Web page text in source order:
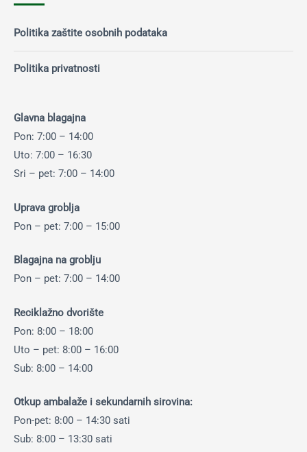
Politika zaštite osobnih podataka
Politika privatnosti
Glavna blagajna
Pon: 7:00 – 14:00
Uto: 7:00 – 16:30
Sri – pet: 7:00 – 14:00
Uprava groblja
Pon – pet: 7:00 – 15:00
Blagajna na groblju
Pon – pet: 7:00 – 14:00
Reciklažno dvorište
Pon: 8:00 – 18:00
Uto – pet: 8:00 – 16:00
Sub: 8:00 – 14:00
Otkup ambalaže i sekundarnih sirovina:
Pon-pet: 8:00 – 14:30 sati
Sub: 8:00 – 13:30 sati